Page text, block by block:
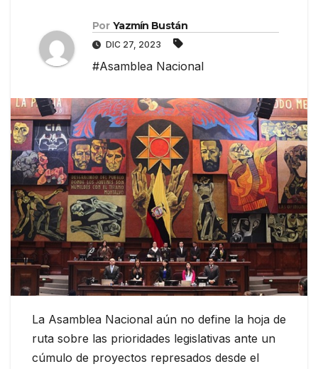
Por Yazmín Bustán
DIC 27, 2023
#Asamblea Nacional
La Asamblea Nacional aún no define la hoja de
ruta sobre las prioridades legislativas ante un
cúmulo de proyectos represados desde el